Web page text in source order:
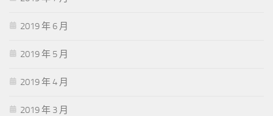
2019 年 6 月
2019 年 5 月
2019 年 4 月
2019 年 3 月